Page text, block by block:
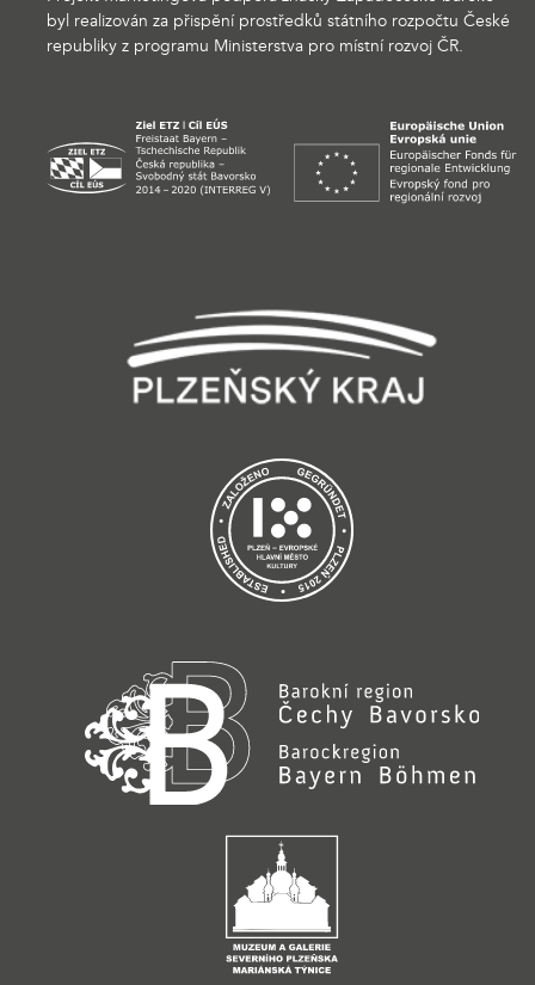
byl realizován za přispění prostředků státního rozpočtu České
republiky z programu Ministerstva pro místní rozvoj ČR.